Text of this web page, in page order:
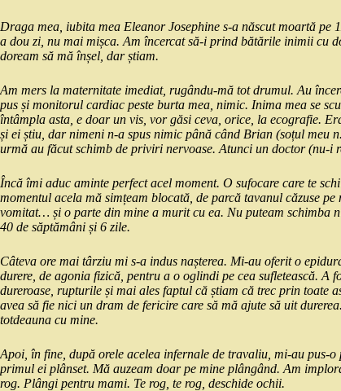
Draga mea, iubita mea Eleanor Josephine s-a născut moartă pe
a dou zi, nu mai mișca. Am încercat să-i prind bătările inimii cu
doream să mă înșel, dar știam.
Am mers la maternitate imediat, rugându-mă tot drumul. Au
pus și monitorul cardiac peste burta mea, nimic. Inima mea se
întâmpla asta, e doar un vis, vor găsi ceva, orice, la ecografie.
și ei știu, dar nimeni n-a spus nimic până când Brian (soțul meu
urmă au făcut schimb de priviri nervoase. Atunci un doctor (nu-
Încă îmi aduc aminte perfect acel moment. O sufocare care te
momentul acela mă simțeam blocată, de parcă tavanul căzuse
vomitat… și o parte din mine a murit cu ea. Nu puteam schimba
40 de săptămâni și 6 zile.
Câteva ore mai târziu mi s-a indus nașterea. Mi-au oferit o
durere, de agonia fizică, pentru a o oglindi pe cea sufletească.
dureroase, rupturile și mai ales faptul că știam că trec prin toate
avea să fie nici un dram de fericire care să mă ajute să uit
totdeauna cu mine.
Apoi, în fine, după orele acelea infernale de travaliu, mi-au pus-
primul ei plânset. Mă auzeam doar pe mine plângând. Am
rog. Plângi pentru mami. Te rog, te rog, deschide ochii.